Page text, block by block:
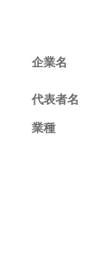
企業名
代表者名
業種